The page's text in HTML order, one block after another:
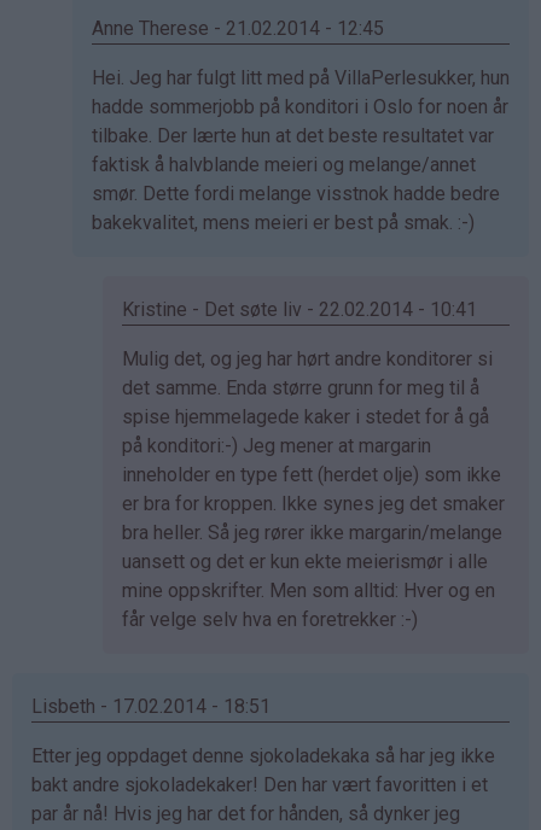
(ikkeAnne Therese - 21.02.2014 - 12:45
Som
svar
på
av
Kristine
-
Hei. Jeg har fulgt litt med på VillaPerlesukker, hun
hadde sommerjobb på konditori i Oslo for noen år
tilbake. Der lærte hun at det beste resultatet var
faktisk å halvblande meieri og melange/annet
smør. Dette fordi melange visstnok hadde bedre
bakekvalitet, mens meieri er best på smak. :-)
Kristine - Det søte liv - 22.02.2014 - 10:41
Som
svar
på
av
Anne
Therese
(ikke
bekreftet)
Mulig det, og jeg har hørt andre konditorer si
det samme. Enda større grunn for meg til å
spise hjemmelagede kaker i stedet for å gå
på konditori:-) Jeg mener at margarin
inneholder en type fett (herdet olje) som ikke
er bra for kroppen. Ikke synes jeg det smaker
bra heller. Så jeg rører ikke margarin/melange
uansett og det er kun ekte meierismør i alle
mine oppskrifter. Men som alltid: Hver og en
får velge selv hva en foretrekker :-)
Lisbeth - 17.02.2014 - 18:51
Etter jeg oppdaget denne sjokoladekaka så har jeg ikke
bakt andre sjokoladekaker! Den har vært favoritten i et
par år nå! Hvis jeg har det for hånden, så dynker jeg